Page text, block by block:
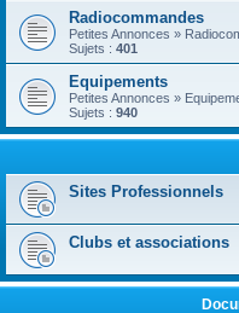
Radiocommandes
Petites Annonces »
Sujets : 401
Equipements
Petites Annonces »
Sujets : 940
Sites Professionnels
Clubs et associations